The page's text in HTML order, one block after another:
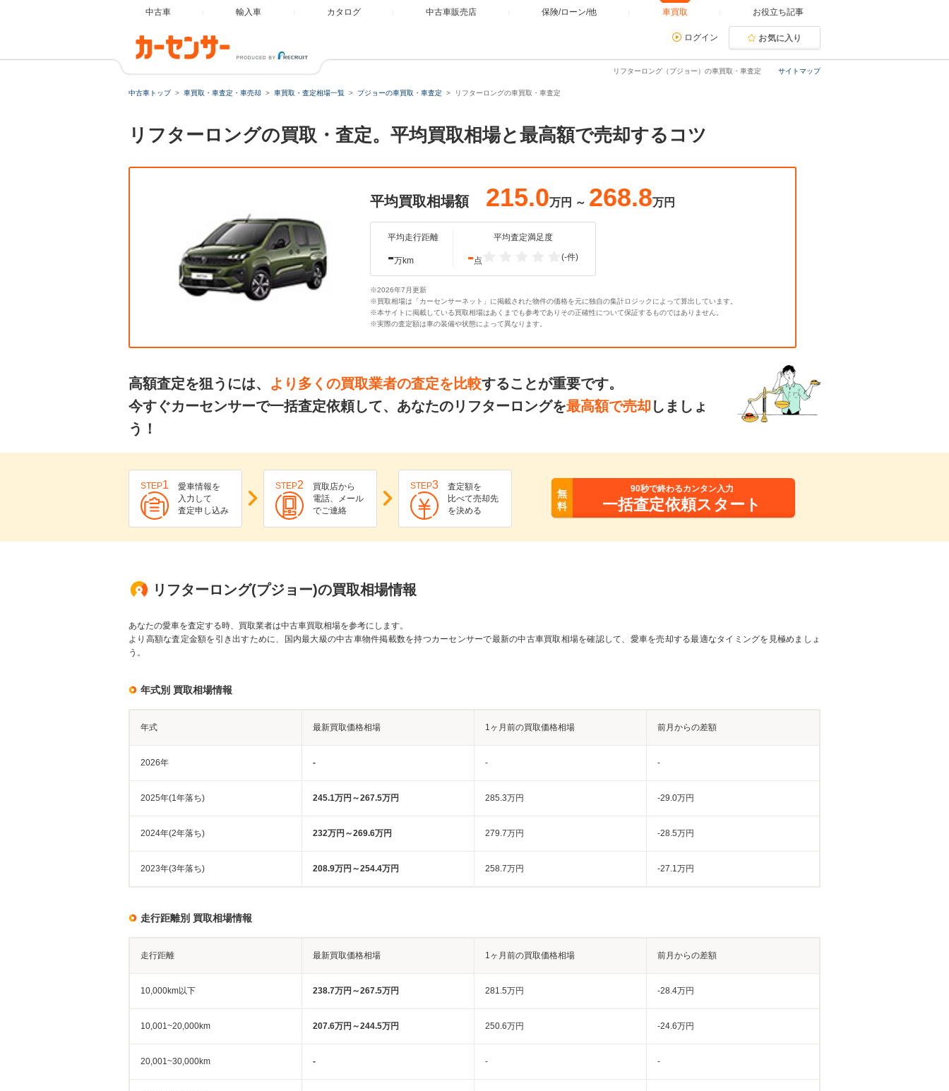
中古車 輸入車 カタログ 中古車販売店 保険/ローン/他 車買取 お役立ち記事
ログイン お気に入り
サイトマップ
リフターロング（プジョー）の車買取・車査定
中古車トップ 車買取・車査定・車売却 車買取・査定相場一覧 プジョーの車買取・車査定 リフターロングの車買取・車査定
リフターロングの買取・査定。平均買取相場と最高額で売却するコツ
平均買取相場額 215.0万円 ～ 268.8万円
平均走行距離
-万km
平均査定満足度
-点 (-件)
※2026年7月更新
※買取相場は「カーセンサーネット」に掲載された物件の価格を元に独自の集計ロジックによって算出しています。
※本サイトに掲載している買取相場はあくまでも参考でありその正確性について保証するものではありません。
※実際の査定額は車の装備や状態によって異なります。
高額査定を狙うには、 より多くの買取業者の査定を比較することが重要です。
今すぐカーセンサーで一括査定依頼して、あなたのリフターロングを最高額で売却 しましょ
う！
STEP1
愛車情報を
入力して
査定申し込み
STEP2
買取店から
電話、メール
でご連絡
STEP3
査定額を
比べて売却先
を決める
無
料
90秒で終わるカンタン入力
一括査定依頼スタート
リフターロング(プジョー)の買取相場情報
あなたの愛車を査定する時、買取業者は中古車買取相場を参考にします。
より高額な査定金額を引き出すために、国内最大級の中古車物件掲載数を持つカーセンサーで最新の中古車買取相場を確認して、愛車を売却する最適なタイミングを見極めましょ
う。
年式別 買取相場情報
年式 最新買取価格相場 1ヶ月前の買取価格相場 前月からの差額
2026年 - - -
2025年(1年落ち) 245.1万円～267.5万円 285.3万円 -29.0万円
2024年(2年落ち) 232万円～269.6万円 279.7万円 -28.5万円
2023年(3年落ち) 208.9万円～254.4万円 258.7万円 -27.1万円
走行距離別 買取相場情報
走行距離 最新買取価格相場 1ヶ月前の買取価格相場 前月からの差額
10,000km以下 238.7万円～267.5万円 281.5万円 -28.4万円
10,001~20,000km 207.6万円～244.5万円 250.6万円 -24.6万円
20,001~30,000km - - -